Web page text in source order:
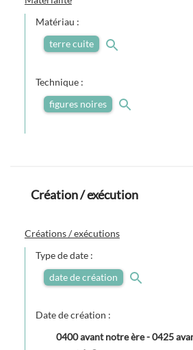
Matériau :
terre cuite
Technique :
figures noires
Création / exécution
Créations / exécutions
Type de date :
date de création
Date de création :
0400 avant notre ère-0425